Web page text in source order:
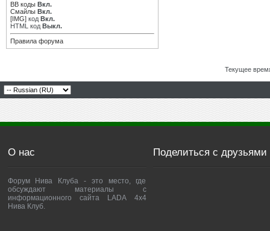
BB коды Вкл.
Смайлы Вкл.
[IMG] код Вкл.
HTML код Выкл.
Правила форума
Текущее
О нас
Форум Нива Клуба - это место, где
обсуждают материалы с
информационного сайта LADA 4x4
Нива Клуб.
Поделиться с друзьями